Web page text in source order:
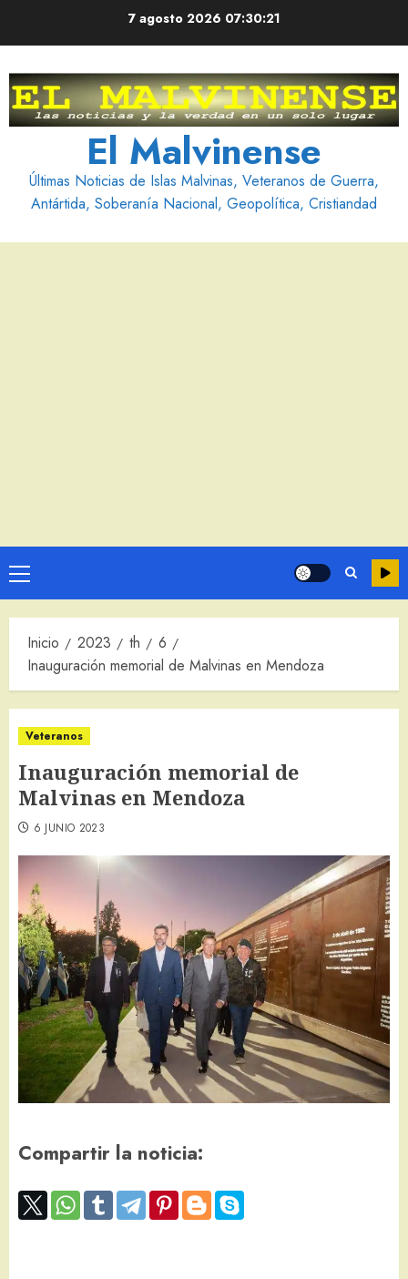
7 agosto 2026 07:30:22
El Malvinense
Últimas Noticias de Islas Malvinas, Veteranos de Guerra,
Antártida, Soberanía Nacional, Geopolítica, Cristiandad
Menú
principal
Inicio 2023 th
6
Inauguración memorial de Malvinas en Mendoza
Veteranos
Inauguración memorial de
Malvinas en Mendoza
6 JUNIO 2023
Compartir la noticia: